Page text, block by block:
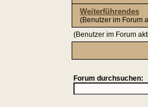
Weiterführendes
(Benutzer im Forum
(Benutzer im Forum
Forum durchsuchen: